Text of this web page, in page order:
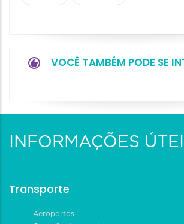
VOCÊ TAMBÉM PODE SE
INFORMAÇÕES
Transporte
Aeroportos